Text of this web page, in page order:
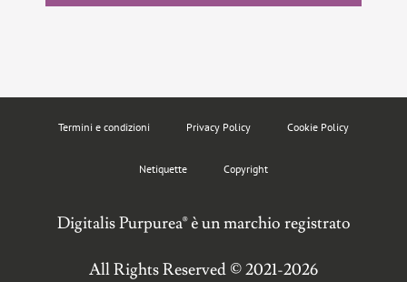
Termini e condizioni Privacy Policy Cookie Policy
Netiquette Copyright
Digitalis Purpurea® è un marchio registrato
All Rights Reserved © 2021-2026